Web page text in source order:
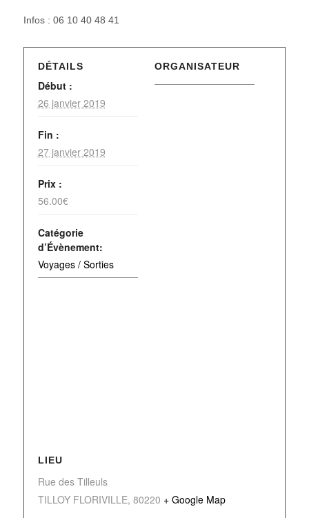
Infos : 06 10 40 48 41
DÉTAILS
Début :
26 janvier 2019
Fin :
27 janvier 2019
Prix :
56.00€
Catégorie
d’Évènement:
Voyages / Sorties
ORGANISATEUR
LIEU
Rue des Tilleuls
TILLOY FLORIVILLE, 80220 + Google Map